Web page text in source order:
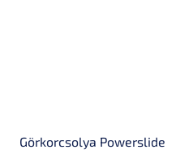
Görkorcsolya Powerslide